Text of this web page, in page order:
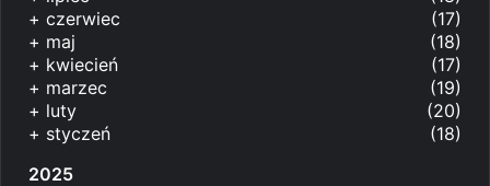
+ czerwiec
(17)
+ maj
(18)
+ kwiecień
(17)
+ marzec
(19)
+ luty
(20)
+ styczeń
(18)
2025